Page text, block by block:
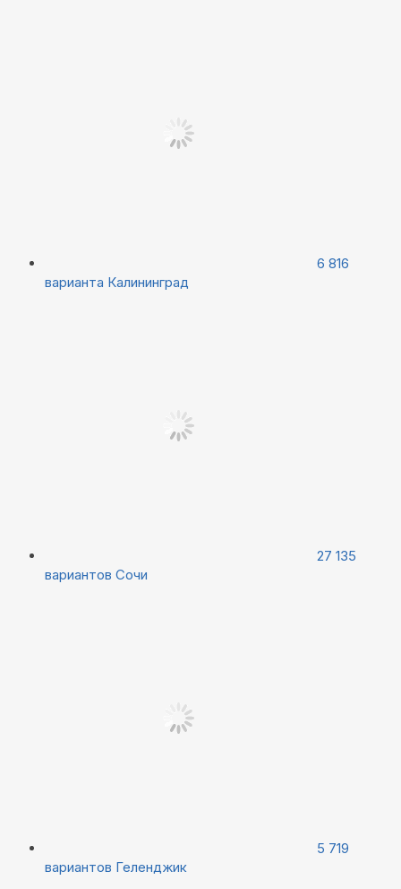
6 816
варианта Калининград
27 135
вариантов Сочи
5 719
вариантов Геленджик